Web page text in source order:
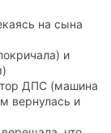
на сына
и
ДПС (машина
вернулась и